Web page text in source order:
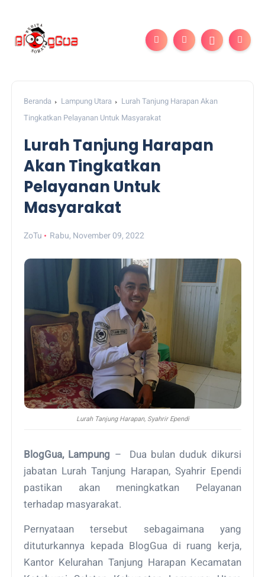
Beranda Lampung Utara
Lurah Tanjung Harapan Akan
Tingkatkan Pelayanan Untuk Masyarakat
Lurah Tanjung Harapan
Akan Tingkatkan
Pelayanan Untuk
Masyarakat
ZoTu Rabu, November 09, 2022
Lurah Tanjung Harapan, Syahrir Ependi
BlogGua, Lampung – Dua bulan duduk dikursi
jabatan Lurah Tanjung Harapan, Syahrir Ependi
pastikan akan meningkatkan Pelayanan
terhadap masyarakat.
Pernyataan tersebut sebagaimana yang
dituturkannya kepada BlogGua di ruang kerja,
Kantor Kelurahan Tanjung Harapan Kecamatan